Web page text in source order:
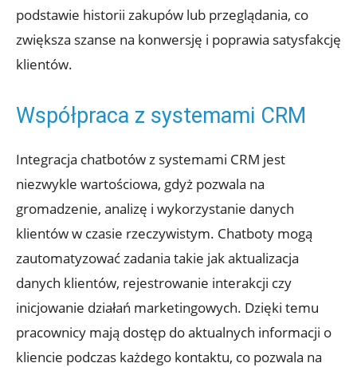
podstawie historii zakupów lub przeglądania, co
zwiększa szanse na konwersję i poprawia satysfakcję
klientów.
Współpraca z systemami CRM
Integracja chatbotów z systemami CRM jest
niezwykle wartościowa, gdyż pozwala na
gromadzenie, analizę i wykorzystanie danych
klientów w czasie rzeczywistym. Chatboty mogą
zautomatyzować zadania takie jak aktualizacja
danych klientów, rejestrowanie interakcji czy
inicjowanie działań marketingowych. Dzięki temu
pracownicy mają dostęp do aktualnych informacji o
kliencie podczas każdego kontaktu, co pozwala na